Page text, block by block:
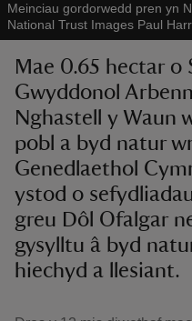
Meinciau gordorwedd pren yn
National Trust Images Paul
Mae 0.65 hectar o
Gwyddonol
Nghastell y Waun
pobl a byd natur
Genedlaethol
ystod o
greu Dôl Ofalgar
gysylltu â byd
hiechyd a llesiant.